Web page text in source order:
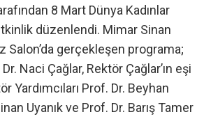
8 Mart Dünya Kadınlar
düzenlendi. Mimar Sinan
Salon’da gerçekleşen programa;
Naci Çağlar, Rektör Çağlar’ın eşi
Yardımcıları Prof. Dr. Beyhan
Uyanık ve Prof. Dr. Barış Tamer